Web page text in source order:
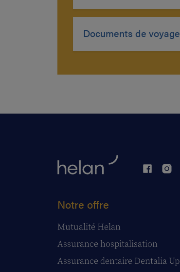
Documents de voyage
Notre offre
Mutualité Helan
Assurance hospitalisation
Assurance dentaire Dentalia Up